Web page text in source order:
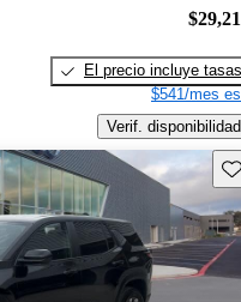
El precio incluye tasas
$541/mes
Verif. disponibilidad